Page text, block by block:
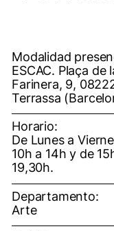
Modalidad
ESCAC. Plaça de
Farinera, 9,
Terrassa
Horario:
De Lunes a
10h a 14h y de
19,30h.
Departamento:
Arte